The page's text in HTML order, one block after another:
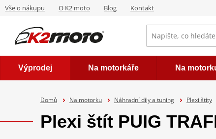
Vše o nákupu O K2 moto Blog Kontakt
Výprodej Na motorkáře Na
Domů Na motorku Náhradní díly a tuning Plexi štíty
Plexi štít PUIG